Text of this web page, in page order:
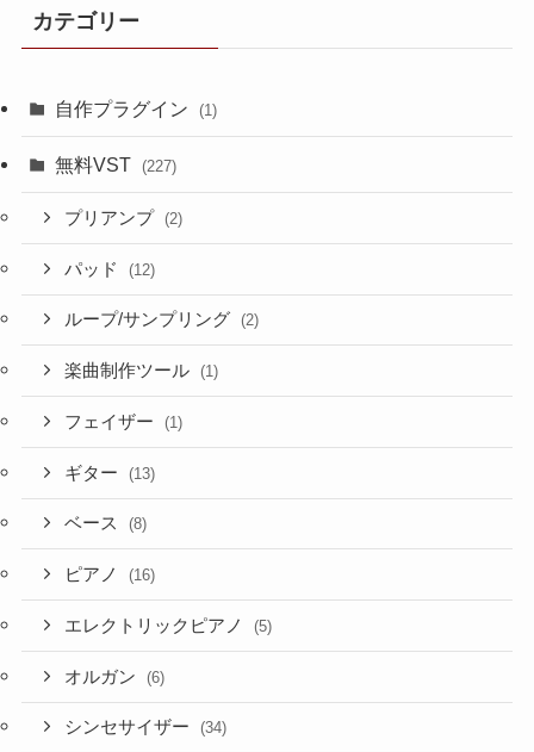
カテゴリー
自作プラグイン (1)
無料VST (227)
プリアンプ (2)
パッド (12)
ループ/サンプリング (2)
楽曲制作ツール (1)
フェイザー (1)
ギター (13)
ベース (8)
ピアノ (16)
エレクトリックピアノ (5)
オルガン (6)
シンセサイザー (34)